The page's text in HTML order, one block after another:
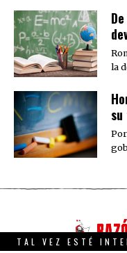
la
TAL VEZ ESTÉ